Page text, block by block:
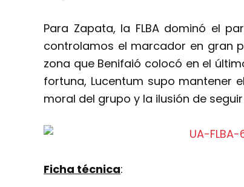
Para Zapata, la FLBA dominó el
controlamos el marcador en gran
zona que Benifaió colocó en el
fortuna, Lucentum supo mantener
moral del grupo y la ilusión de
Ficha técnica: